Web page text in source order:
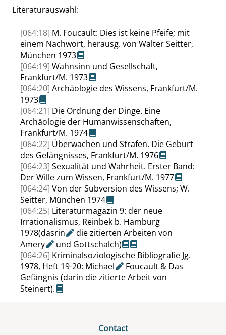
Literaturauswahl:
[064:18] M. Foucault: Dies ist keine Pfeife; mit
einem Nachwort, herausg. von Walter Seitter,
München 1973
[064:19] Wahnsinn und Gesellschaft,
Frankfurt/M. 1973
[064:20] Archäologie des Wissens, Frankfurt/M.
1973
[064:21] Die Ordnung der Dinge. Eine
Archäologie der Humanwissenschaften,
Frankfurt/M. 1974
[064:22] Überwachen und Strafen. Die Geburt
des Gefängnisses, Frankfurt/M. 1976
[064:23] Sexualität und Wahrheit. Erster Band:
Der Wille zum Wissen, Frankfurt/M. 1977
[064:24] Von der Subversion des Wissens; W.
Seitter, München 1974
[064:25] Literaturmagazin 9: der neue
Irrationalismus, Reinbek b. Hamburg
1978(dasrin
die zitierten Arbeiten von
Amery
und Gottschalch)
[064:26] Kriminalsoziologische Bibliografie Jg.
1978, Heft 19-20: Michael
Foucault & Das
Gefängnis (darin die zitierte Arbeit von
Steinert).
Contact